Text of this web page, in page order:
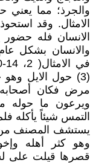
والجرذ؛ مما
الانسان فله
والانسان بشكل
(3) حول الايل
مرض فكان أصحابه
ويرعون ما حوله
التمس شيئاً يأكله
يستشف المصنف من
وهو كثر أهله
قصرها قيلت على